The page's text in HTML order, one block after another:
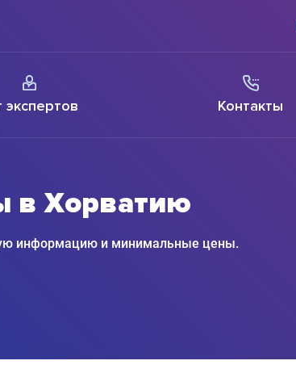
экспертов Контакты
в Хорватию
информацию и минимальные цены.